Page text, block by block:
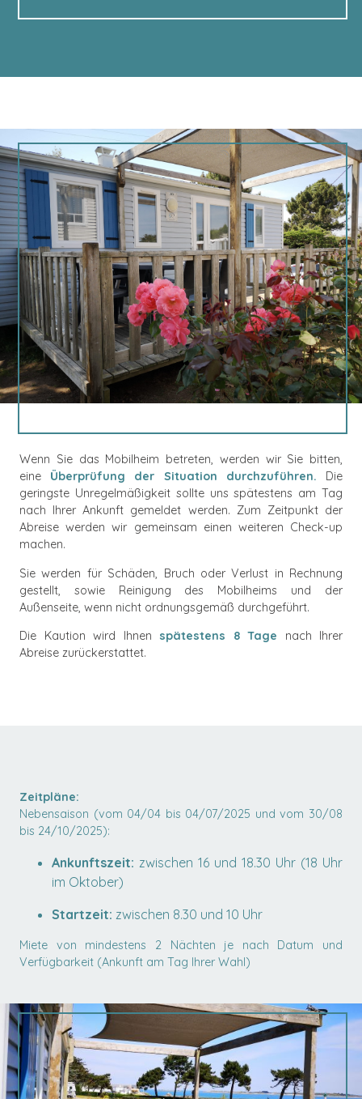
Wenn Sie das Mobilheim betreten, werden wir Sie bitten,
eine Überprüfung der Situation durchzuführen. Die
geringste Unregelmäßigkeit sollte uns spätestens am Tag
nach Ihrer Ankunft gemeldet werden. Zum Zeitpunkt der
Abreise werden wir gemeinsam einen weiteren Check-up
machen.
Sie werden für Schäden, Bruch oder Verlust in Rechnung
gestellt, sowie Reinigung des Mobilheims und der
Außenseite, wenn nicht ordnungsgemäß durchgeführt.
Die Kaution wird Ihnen spätestens 8 Tage nach Ihrer
Abreise zurückerstattet.
Zeitpläne:
Nebensaison (vom 04/04 bis 04/07/2025 und vom 30/08
bis 24/10/2025):
Ankunftszeit: zwischen 16 und 18.30 Uhr (18 Uhr
im Oktober)
Startzeit: zwischen 8.30 und 10 Uhr
Miete von mindestens 2 Nächten je nach Datum und
Verfügbarkeit (Ankunft am Tag Ihrer Wahl)